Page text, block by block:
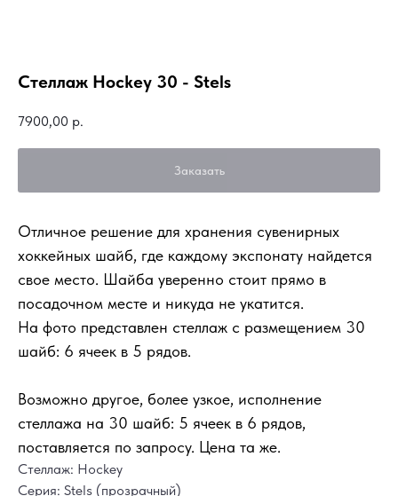
Стеллаж Hockey 30 - Stels
7900,00 р.
Заказать
Отличное решение для хранения сувенирных
хоккейных шайб, где каждому экспонату найдется
свое место. Шайба уверенно стоит прямо в
посадочном месте и никуда не укатится.
На фото представлен стеллаж с размещением 30
шайб: 6 ячеек в 5 рядов.
Возможно другое, более узкое, исполнение
стеллажа на 30 шайб: 5 ячеек в 6 рядов,
поставляется по запросу. Цена та же.
Стеллаж: Hockey
Серия: Stels (прозрачный)